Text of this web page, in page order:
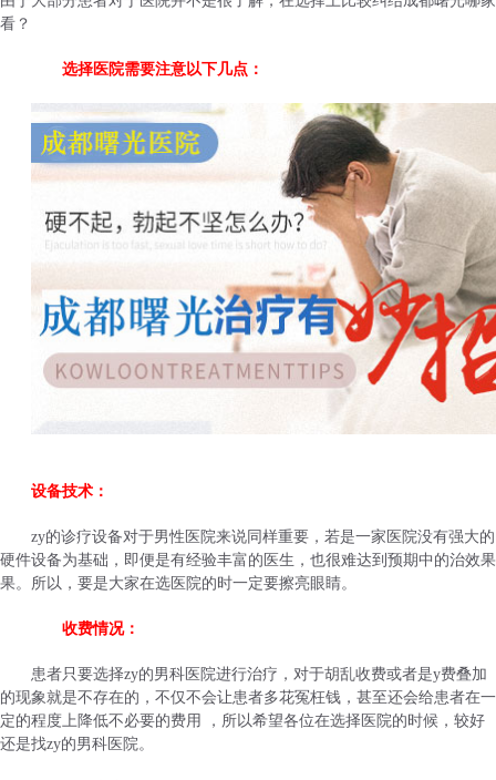
看？
选择医院需要注意以下几点：
设备技术：
zy的诊疗设备对于男性医院来说同样重要，若是一家医院没有强大的
硬件设备为基础，即便是有经验丰富的医生，也很难达到预期中的治效果
果。所以，要是大家在选医院的时一定要擦亮眼睛。
收费情况：
患者只要选择zy的男科医院进行治疗，对于胡乱收费或者是y费叠加
的现象就是不存在的，不仅不会让患者多花冤枉钱，甚至还会给患者在一
定的程度上降低不必要的费用 ，所以希望各位在选择医院的时候，较好
还是找zy的男科医院。